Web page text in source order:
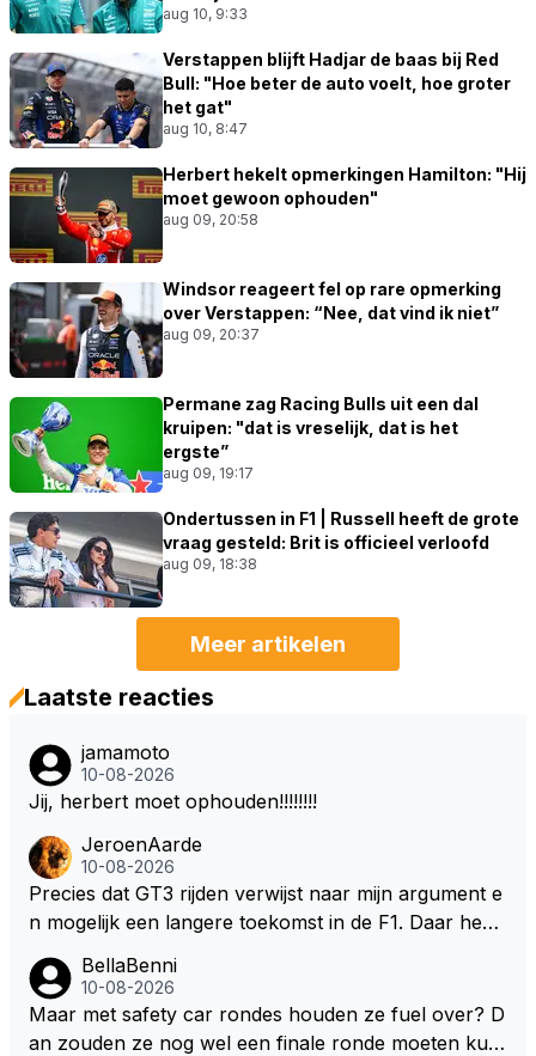
aug 10, 9:33
Verstappen blijft Hadjar de baas bij Red
Bull: "Hoe beter de auto voelt, hoe groter
het gat"
aug 10, 8:47
Herbert hekelt opmerkingen Hamilton: "Hij
moet gewoon ophouden"
aug 09, 20:58
Windsor reageert fel op rare opmerking
over Verstappen: “Nee, dat vind ik niet”
aug 09, 20:37
Permane zag Racing Bulls uit een dal
kruipen: "dat is vreselijk, dat is het
ergste”
aug 09, 19:17
Ondertussen in F1 | Russell heeft de grote
vraag gesteld: Brit is officieel verloofd
aug 09, 18:38
Meer artikelen
Laatste reacties
jamamoto
10-08-2026
Jij, herbert moet ophouden!!!!!!!!
JeroenAarde
10-08-2026
Precies dat GT3 rijden verwijst naar mijn argument e
n mogelijk een langere toekomst in de F1. Daar heeft
erademing was. Dit zou in de F1 bij elke race moeten
zijn. Stel de auto's worden zoals ik omschreef en M
ax kan helemaal los gaan met zijn talenten, dan zie i
BellaBenni
10-08-2026
Maar met safety car rondes houden ze fuel over? D
an zouden ze nog wel een finale ronde moeten kun